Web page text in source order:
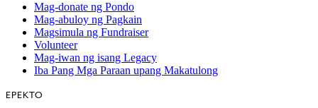
Mag-donate ng Pondo
Mag-abuloy ng Pagkain
Magsimula ng Fundraiser
Volunteer
Mag-iwan ng isang Legacy
Iba Pang Mga Paraan upang Makatulong
EPEKTO